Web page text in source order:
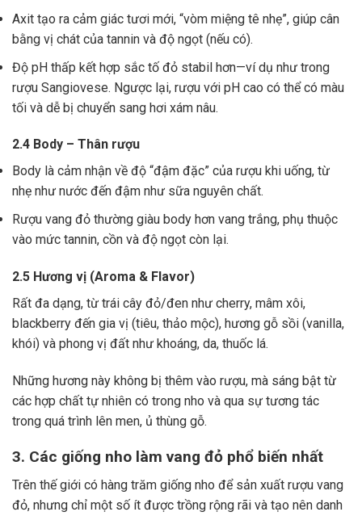
Axit tạo ra cảm giác tươi mới, “vòm miệng tê nhẹ”, giúp cân
bằng vị chát của tannin và độ ngọt (nếu có).
Độ pH thấp kết hợp sắc tố đỏ stabil hơn—ví dụ như trong
rượu Sangiovese. Ngược lại, rượu với pH cao có thể có màu
tối và dễ bị chuyển sang hơi xám nâu.
2.4 Body – Thân rượu
Body là cảm nhận về độ “đậm đặc” của rượu khi uống, từ
nhẹ như nước đến đậm như sữa nguyên chất.
Rượu vang đỏ thường giàu body hơn vang trắng, phụ thuộc
vào mức tannin, cồn và độ ngọt còn lại.
2.5 Hương vị (Aroma & Flavor)
Rất đa dạng, từ trái cây đỏ/đen như cherry, mâm xôi,
blackberry đến gia vị (tiêu, thảo mộc), hương gỗ sồi (vanilla,
khói) và phong vị đất như khoáng, da, thuốc lá.
Những hương này không bị thêm vào rượu, mà sáng bật từ
các hợp chất tự nhiên có trong nho và qua sự tương tác
trong quá trình lên men, ủ thùng gỗ.
3. Các giống nho làm vang đỏ phổ biến nhất
Trên thế giới có hàng trăm giống nho để sản xuất rượu vang
đỏ, nhưng chỉ một số ít được trồng rộng rãi và tạo nên danh